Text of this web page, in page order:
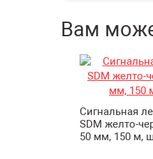
Вам
Сигнальная
SDM желто-
50 мм, 150 м,